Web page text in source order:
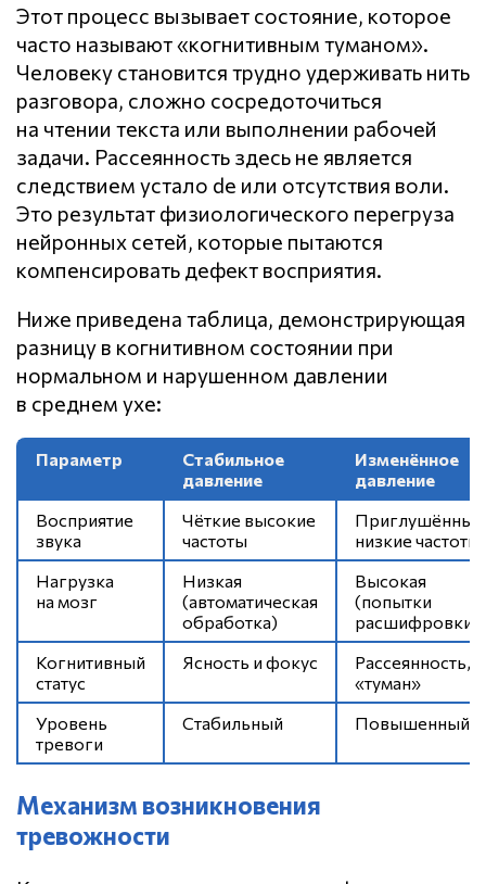
Этот процесс вызывает состояние, которое
часто называют «когнитивным туманом».
Человеку становится трудно удерживать нить
разговора, сложно сосредоточиться
на чтении текста или выполнении рабочей
задачи. Рассеянность здесь не является
следствием устало de или отсутствия воли.
Это результат физиологического перегруза
нейронных сетей, которые пытаются
компенсировать дефект восприятия.
Ниже приведена таблица, демонстрирующая
разницу в когнитивном состоянии при
нормальном и нарушенном давлении
в среднем ухе:
Параметр
Стабильное
давление
Изменённое
давление
Восприятие
звука
Чёткие высокие
частоты
низкие частоты
Нагрузка
на мозг
Низкая
(автоматическая
обработка)
Высокая
(попытки
расшифровки)
Когнитивный
статус
Ясность и фокус
Рассеянность,
«туман»
Уровень
тревоги
Стабильный Повышенный
Механизм возникновения
тревожности